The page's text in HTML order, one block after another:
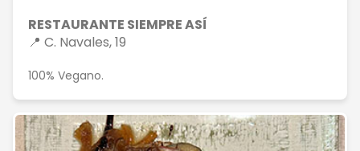
RESTAURANTE SIEMPRE ASÍ
📍 C. Navales, 19
100% Vegano.